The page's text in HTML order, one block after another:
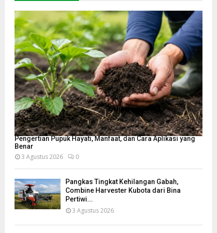
Pengertian Pupuk Hayati, Manfaat, dan Cara Aplikasi yang
Benar
3 Agustus 2026 0
Pangkas Tingkat Kehilangan Gabah,
Combine Harvester Kubota dari Bina
Pertiwi...
3 Agustus 2026